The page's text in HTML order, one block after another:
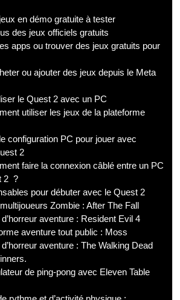
en démo gratuite à tester
des jeux officiels gratuits
apps ou trouver des jeux gratuits pour
ou ajouter des jeux depuis le Meta
le Quest 2 avec un PC
utiliser les jeux de la plateforme
configuration PC pour jouer avec
2
faire la connexion câblé entre un PC
2 ?
pour débuter avec le Quest 2
Zombie : After The Fall
aventure : Resident Evil 4
aventure tout public : Moss
aventure : The Walking Dead
de ping-pong avec Eleven Table